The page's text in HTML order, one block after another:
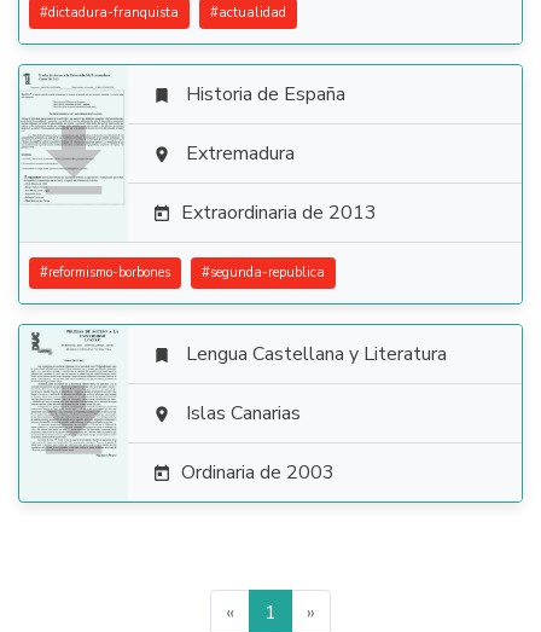
#dictadura-franquista #actualidad

 Historia de España
 Extremadura
 Extraordinaria de 2013
#reformismo-borbones #segunda-republica

 Lengua Castellana y Literatura
 Islas Canarias
 Ordinaria de 2003
« 1 »